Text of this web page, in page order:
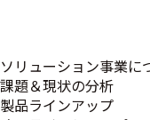
ソリューション事業に
課題＆現状の分析
製品ラインアップ
関係者の皆様には大
理解の程お願い申し